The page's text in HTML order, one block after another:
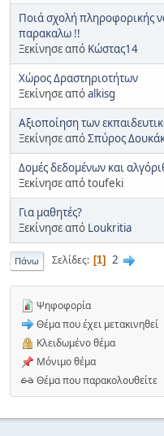
Ποιά σχολή πληροφορικής
παρακαλω !!
Ξεκίνησε από Κώστας14
Χώρος Δραστηριοτήτων
Ξεκίνησε απόalkisg
Αξιοποίηση των
Ξεκίνησε απόΣπύρος
Δομές δεδομένων και
Ξεκίνησε από toufeki
Για μαθητές?
Ξεκίνησε από Loukritia
Πάνω Σελίδες 1 2
Ψηφοφορία
Θέμα που έχει μετακινηθεί
Κλειδωμένο θέμα
Μόνιμο θέμα
Θέμα που παρακολουθείτε